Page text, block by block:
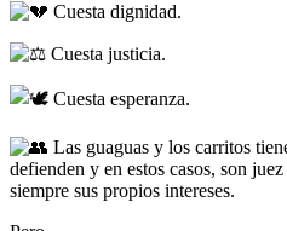
Cuesta dignidad.
Cuesta justicia.
Cuesta esperanza.
Las guaguas y los carritos
defienden y en estos casos, son
siempre sus propios intereses.